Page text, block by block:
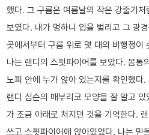
했다. 그 구름은 여름날의 작은 강줄기
보였다. 내가 멍하니 입을 벌리고 그 광
곳에서부터 구름 위로 몇 대의 비행정이
나는 랜디의 스핏파이어를 보았다. 몸통
노피 안에 누가 앉아 있는지를 확인했다
랜디 심슨의 매부리코 모양을 잘 알고
가 조금 아래로 처지던 것을 기억한다.
쓰고 스핏파이어에 앉아있었다. 나는 믿